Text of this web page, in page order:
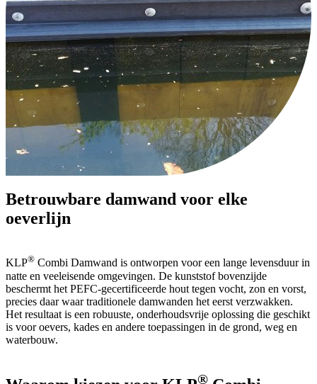
Betrouwbare damwand voor elke
oeverlijn
KLP® Combi Damwand is ontworpen voor een lange levensduur in
natte en veeleisende omgevingen. De kunststof bovenzijde
beschermt het PEFC-gecertificeerde hout tegen vocht, zon en vorst,
precies daar waar traditionele damwanden het eerst verzwakken.
Het resultaat is een robuuste, onderhoudsvrije oplossing die geschikt
is voor oevers, kades en andere toepassingen in de grond, weg en
waterbouw.
®